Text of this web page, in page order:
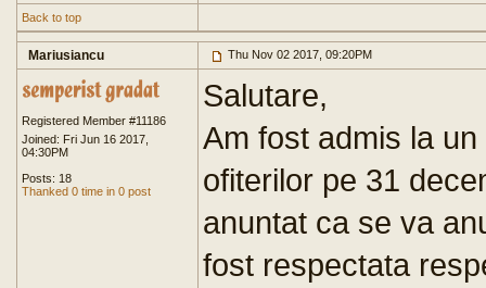
Back to top
Mariusiancu Thu Nov 02 2017, 09:20PM
Registered Member #11186
Joined: Fri Jun 16 2017,
04:30PM
Posts: 18
Thanked 0 time in 0 post
Salutare,
Am fost admis la
ofiterilor pe 31
anuntat ca se va
fost respectata